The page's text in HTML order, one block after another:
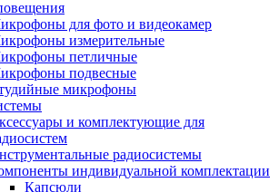
для фото и видеокамер
измерительные
петличные
подвесные
микрофоны
и комплектующие для
радиосистемы
индивидуальной комплектации
Капсюли